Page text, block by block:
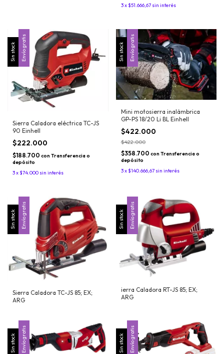
3x$51.666,67 sin interés
Sin stock Envío gratis
Sierra Caladora eléctrica TC-JS
90 Einhell
$222.000
$188.700 con Transferencia o
depósito
3x$74.000 sin interés
Sin stock Envío gratis
Mini motosierra inalámbrica
GP-PS 18/20 Li BL Einhell
$422.000
$422.000
$358.700 con Transferencia o
depósito
3x$140.666,67 sin interés
Sin stock Envío gratis
Sierra Caladora TC-JS 85; EX;
ARG
Sin stock Envío gratis
ierra Caladora RT-JS 85; EX;
ARG
Sin stock Envío gratis Sin stock Envío gratis